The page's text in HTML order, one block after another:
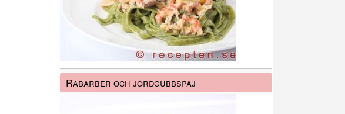
Rabarber och jordgubbspaj